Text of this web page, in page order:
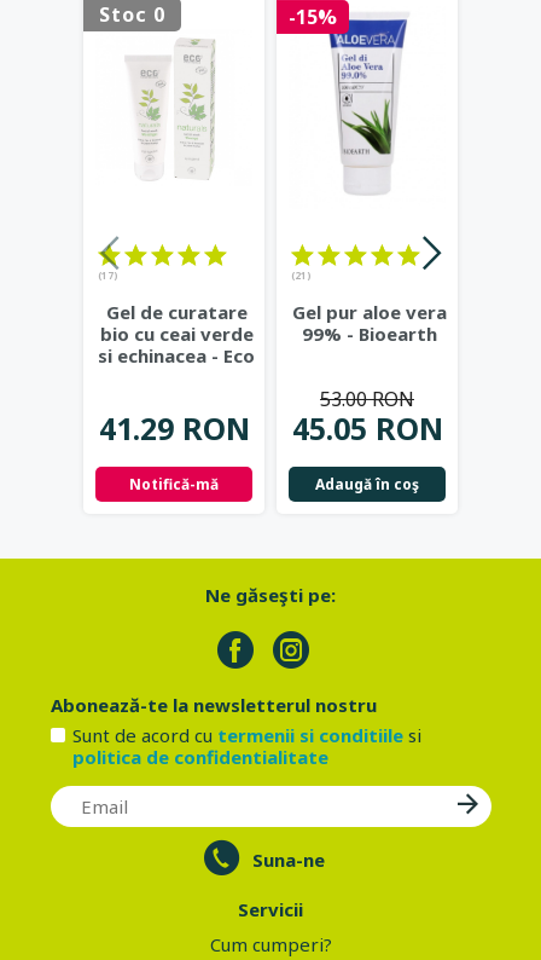
Stoc 0
(17)
Gel de curatare
bio cu ceai verde
si echinacea - Eco
41.29 RON
Notifică-mă
-15%
(21)
Gel pur aloe vera
99% - Bioearth
45.05 RON
53.00 RON
Adaugă în coş
Ne găseşti pe:
Abonează-te la newsletterul nostru
Sunt de acord cu termenii si conditiilesi
politica de confidentialitate
Suna-ne
Servicii
Cum cumperi?